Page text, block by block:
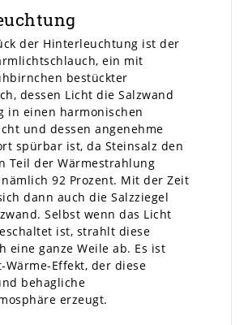
der Hinterleuchtung ist der
ein mit
bestückter
dessen Licht die Salzwand
in einen harmonischen
und dessen angenehme
spürbar ist, da Steinsalz den
Teil der Wärmestrahlung
92 Prozent. Mit der Zeit
dann auch die Salzziegel
Selbst wenn das Licht
ist, strahlt diese
eine ganze Weile ab. Es ist
Wärme-Effekt, der diese
behagliche
erzeugt.